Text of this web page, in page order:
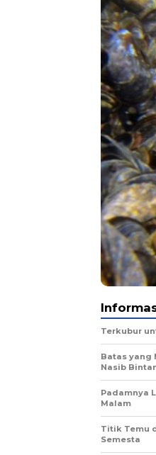
Terkubur
Batas yang
Nasib
Padamnya
Malam
Titik Temu
Semesta